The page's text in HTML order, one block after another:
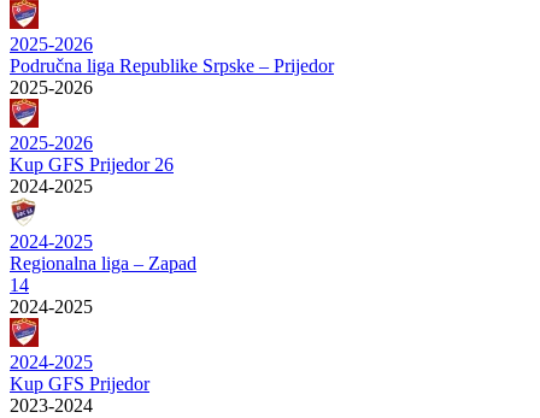
2025-2026
Područna liga Republike Srpske – Prijedor
2025-2026
2025-2026
Kup GFS Prijedor 26
2024-2025
2024-2025
Regionalna liga – Zapad
14
2024-2025
2024-2025
Kup GFS Prijedor
2023-2024